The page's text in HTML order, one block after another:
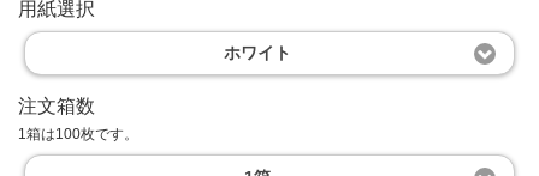
用紙選択
ホワイト
注文箱数
1箱は100枚です。